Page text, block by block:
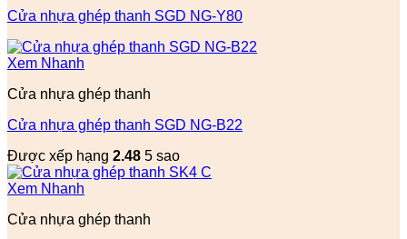
Cửa nhựa ghép thanh SGD NG-Y80
Xem Nhanh
Cửa nhựa ghép thanh
Cửa nhựa ghép thanh SGD NG-B22
Được xếp hạng 2.48 5 sao
Xem Nhanh
Cửa nhựa ghép thanh